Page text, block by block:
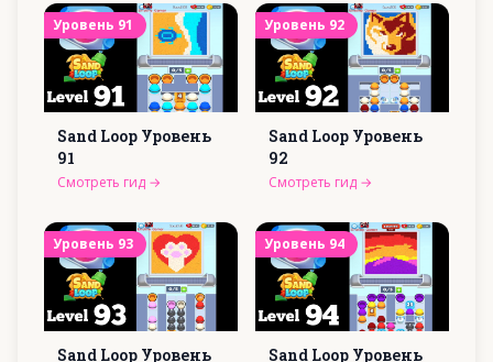
Уровень 91
Sand Loop Уровень
91
Смотреть гид →
Уровень 92
Sand Loop Уровень
92
Смотреть гид →
Уровень 93
Sand Loop Уровень
Уровень 94
Sand Loop Уровень